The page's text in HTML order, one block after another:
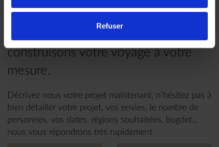
Refuser
Chez Makila Voyages, chaque
construisons votre voyage à votre
mesure.
Décrivez nous votre projet maintenant, n’hésitez pas à
bien détailler votre projet, vos envies, le nombre de
personnes, vos dates, régions souhaitées, bugdet...
nous vous répondrons très rapidement